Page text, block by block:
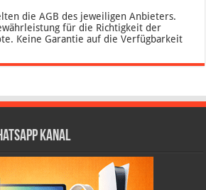
die AGB des jeweiligen Anbieters.
für die Richtigkeit der
Keine Garantie auf die Verfügbarkeit
Kanal